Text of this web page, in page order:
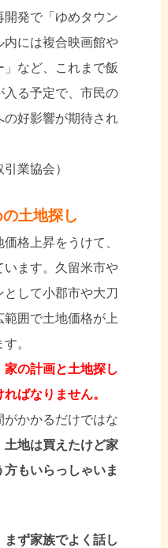
発で「ゆめタウン
内には複合映画館や
」など、これまで飯
る予定で、市民の
の好影響が期待され
業協会）
土地探し
格上昇をうけて、
います。久留米市や
して小郡市や大刀
囲で土地価格が上
。
の計画と土地探し
ばなりません。
がかかるだけではな
地は買えたけど家
もいらっしゃいま
ず家族でよく話し